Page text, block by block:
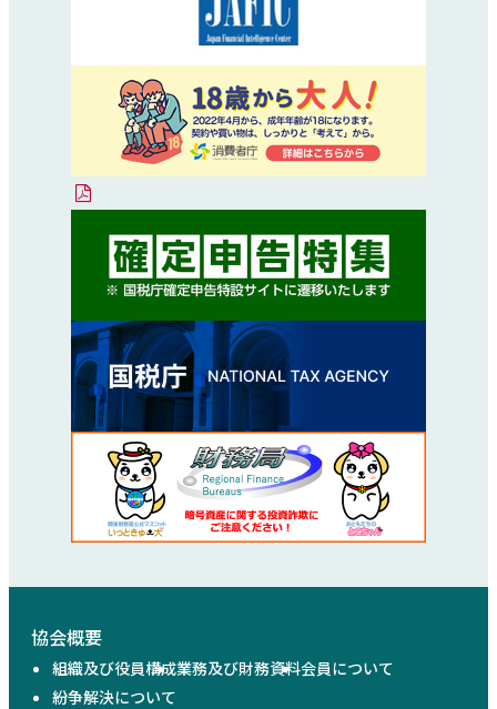
協会概要
組織及び役員構成業務及び財務資料会員について
紛争解決について